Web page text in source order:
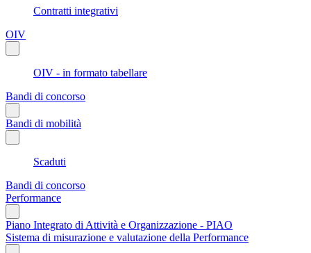
Contratti integrativi
OIV
OIV - in formato tabellare
Bandi di concorso
Bandi di mobilità
Scaduti
Bandi di concorso
Performance
Piano Integrato di Attività e Organizzazione - PIAO
Sistema di misurazione e valutazione della Performance